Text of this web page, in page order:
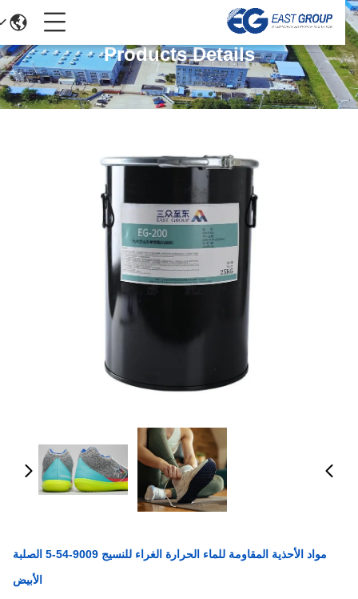
Products Details
مواد الأحذية المقاومة للماء الحرارة الغراء للنسيج 9009-54-5 الصلبة
الأبيض